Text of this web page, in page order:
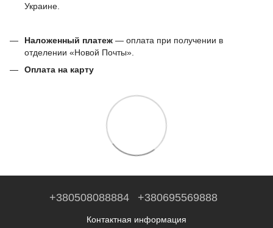
Украине.
Наложенный платеж — оплата при получении в
отделении «Новой Почты».
Оплата на карту
+380508088884 +380695569888
Контактная информация